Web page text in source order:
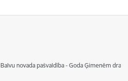
Balvu novada pašvaldība - Goda Ģimenēm